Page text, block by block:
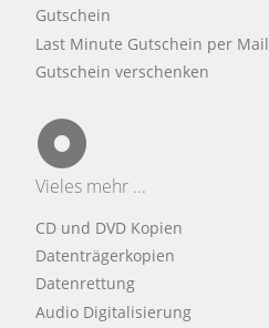
Gutschein
Last Minute Gutschein per Mail
Gutschein verschenken
Vieles mehr ...
CD und DVD Kopien
Datenträgerkopien
Datenrettung
Audio Digitalisierung